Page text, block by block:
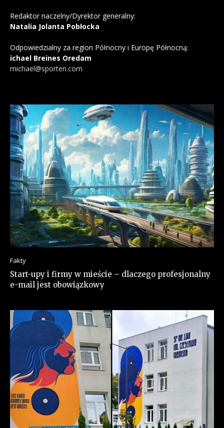
Redaktor naczelny/Dyrektor generalny:
Natalia Jolanta Pobłocka
Odpowiedzialny za region Północny i Europę Północną:
ichael Breines Oredam
michael@sporten.com
Fakty
Start-upy i firmy w mieście – dlaczego profesjonalny
e-mail jest obowiązkowy